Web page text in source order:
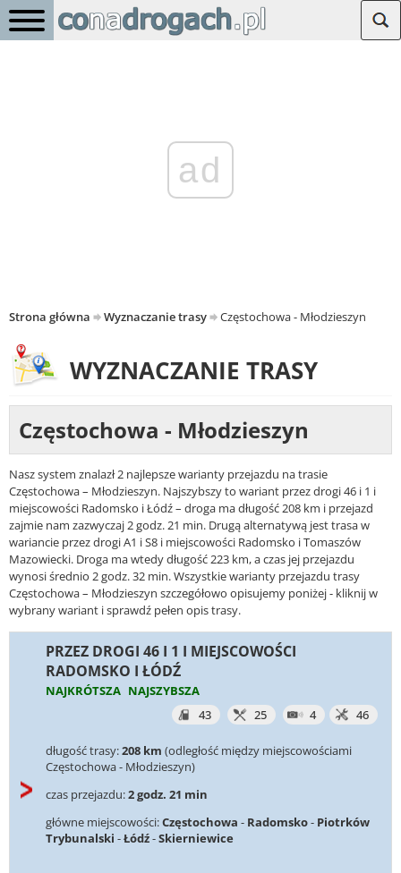
ad
Strona główna Wyznaczanie trasy Częstochowa - Młodzieszyn
WYZNACZANIE TRASY
Częstochowa - Młodzieszyn
Nasz system znalazł 2 najlepsze warianty przejazdu na trasie
Częstochowa – Młodzieszyn. Najszybszy to wariant przez drogi 46 i 1 i
miejscowości Radomsko i Łódź – droga ma długość 208 km i przejazd
zajmie nam zazwyczaj 2 godz. 21 min. Drugą alternatywą jest trasa w
wariancie przez drogi A1 i S8 i miejscowości Radomsko i Tomaszów
Mazowiecki. Droga ma wtedy długość 223 km, a czas jej przejazdu
wynosi średnio 2 godz. 32 min. Wszystkie warianty przejazdu trasy
Częstochowa – Młodzieszyn szczegółowo opisujemy poniżej - kliknij w
wybrany wariant i sprawdź pełen opis trasy.
PRZEZ DROGI 46 I 1 I MIEJSCOWOŚCI
RADOMSKO I ŁÓDŹ
NAJKRÓTSZA NAJSZYBSZA
43
25 4 46
długość trasy:208 km (odległość między miejscowościami
Częstochowa - Młodzieszyn)
czas przejazdu:2 godz. 21 min
główne miejscowości:Częstochowa - Radomsko- Piotrków
Trybunalski -Łódź-Skierniewice